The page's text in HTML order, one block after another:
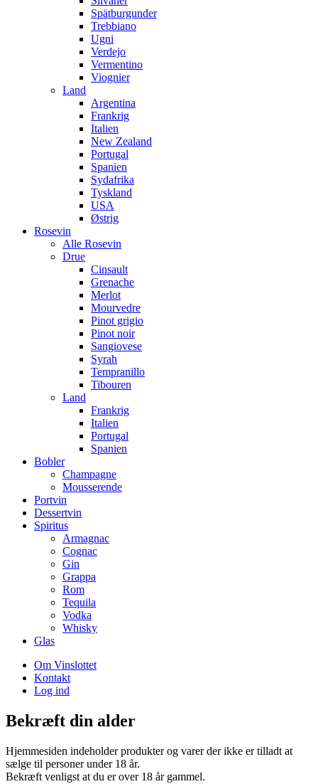
Spätburgunder
Trebbiano
Ugni
Verdejo
Vermentino
Viognier
Land
Argentina
Frankrig
Italien
New Zealand
Portugal
Spanien
Sydafrika
Tyskland
USA
Østrig
Rosevin
Alle Rosevin
Drue
Cinsault
Grenache
Merlot
Mourvedre
Pinot grigio
Pinot noir
Sangiovese
Syrah
Tempranillo
Tibouren
Land
Frankrig
Italien
Portugal
Spanien
Bobler
Champagne
Mousserende
Portvin
Dessertvin
Spiritus
Armagnac
Cognac
Gin
Grappa
Rom
Tequila
Vodka
Whisky
Glas
Om Vinslottet
Kontakt
Log ind
Bekræft din alder
Hjemmesiden indeholder produkter og varer der ikke er tilladt at
sælge til personer under 18 år.
Bekræft venligst at du er over 18 år gammel.